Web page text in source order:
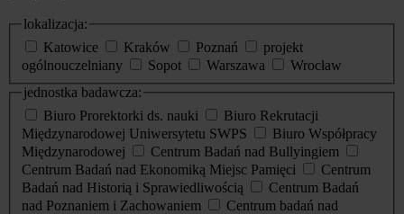
lokalizacja:
Katowice
Kraków Poznań
projekt
ogólnouczelniany
Sopot Warszawa
Wrocław
jednostka badawcza:
Biuro Prorektorki ds. nauki
Biuro Rekrutacji
Międzynarodowej Uniwersytetu SWPS
Biuro Współpracy
Międzynarodowej
Centrum Badań nad Bullyingiem
Centrum Badań nad Ekonomiką Miejsc Pamięci
Centrum
Badań nad Historią i Sprawiedliwością
Centrum Badań
nad Poznaniem i Zachowaniem
Centrum badań nad